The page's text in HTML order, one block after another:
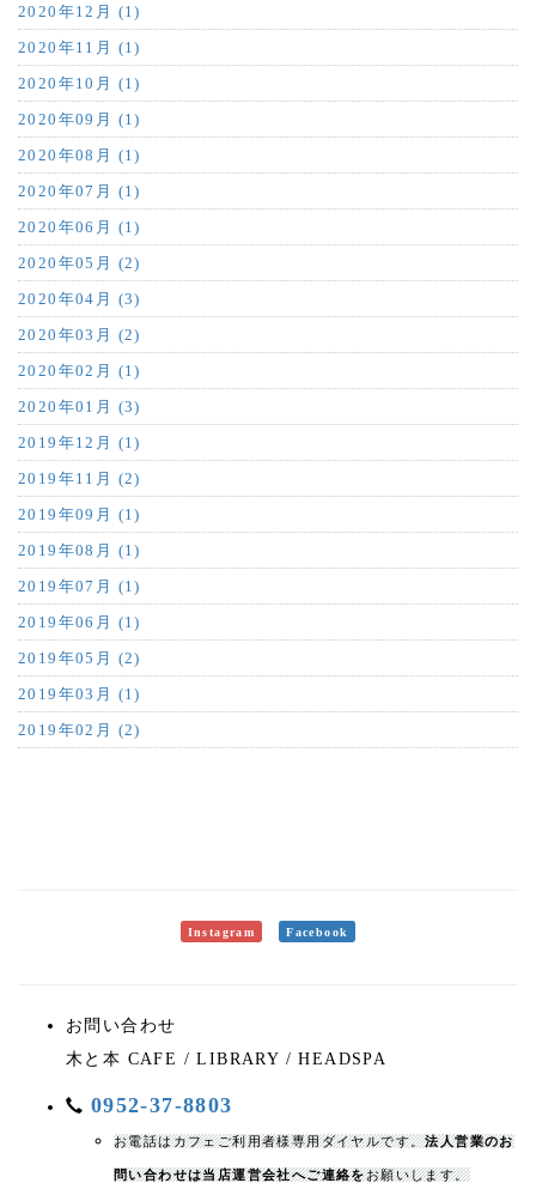
2020年12月 (1)
2020年11月 (1)
2020年10月 (1)
2020年09月 (1)
2020年08月 (1)
2020年07月 (1)
2020年06月 (1)
2020年05月 (2)
2020年04月 (3)
2020年03月 (2)
2020年02月 (1)
2020年01月 (3)
2019年12月 (1)
2019年11月 (2)
2019年09月 (1)
2019年08月 (1)
2019年07月 (1)
2019年06月 (1)
2019年05月 (2)
2019年03月 (1)
2019年02月 (2)
Instagram Facebook
お問い合わせ
木と本 CAFE / LIBRARY / HEADSPA
0952-37-8803
お電話はカフェご利用者様専用ダイヤルです。法人営業のお
問い合わせは当店運営会社へご連絡をお願いします。